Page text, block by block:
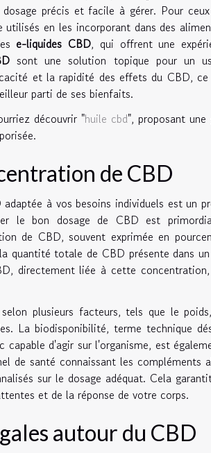
précis et facile à gérer. Pour
utilisés en les incorporant dans des
e-liquides CBD, qui offrent une
sont une solution topique pour un
et la rapidité des effets du CBD,
parti de ses bienfaits.
découvrir "huile cbd", proposant
de CBD
à vos besoins individuels est un
le bon dosage de CBD est
de CBD, souvent exprimée en
quantité totale de CBD présente dans
directement liée à cette
plusieurs facteurs, tels que le
La biodisponibilité, terme technique
d'agir sur l'organisme, est
de santé connaissant les compléments
sur le dosage adéquat. Cela
et de la réponse de votre corps.
autour du CBD